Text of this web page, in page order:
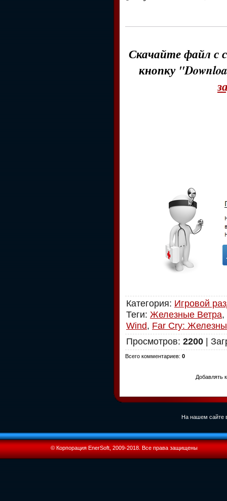
Скачайте файл с
кнопку
Категория: Игровой
Теги: Железные Ветра,
Wind, Far Cry:
Просмотров: 2200 |
Всего комментариев: 0
Добавлять
На нашем сайте
© Корпорация EnerSoft, 2009-2018. Все права защищены